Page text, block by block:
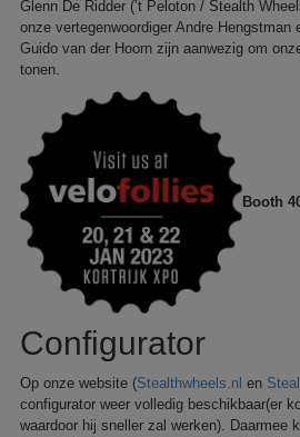
Glenn De Ridder (’t Peloton / Stealth
onze vertegenwoordiger Andre Hengstman
Guido van der Hoorn zijn aanwezig om
tonen.
Booth
Configurator
Op onze website (Stealthwheels.nl en
configurator weer volledig beschikbaar(er
waardoor hij sneller zal werken). Daarmee